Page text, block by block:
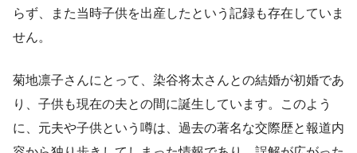
らず、また当時子供を出産したという記録も存在していま
せん。
菊地凛子さんにとって、染谷将太さんとの結婚が初婚であ
り、子供も現在の夫との間に誕生しています。このよう
に、元夫や子供という噂は、過去の著名な交際歴と報道内